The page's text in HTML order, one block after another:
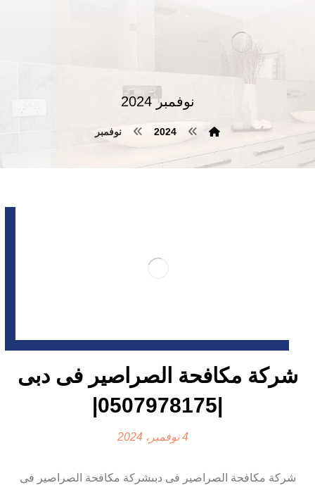
نوفمبر 2024
2024 نوفمبر
شركة مكافحة الصراصير فى دبى
|0507978175|
4 نوفمبر، 2024
شركة مكافحة الصراصير فى دبىشركة مكافحة الصراصير فى